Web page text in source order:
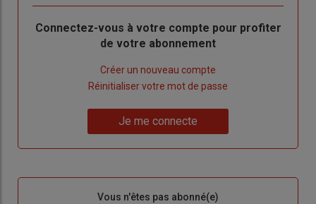
Body
Connectez-vous à votre compte pour profiter
de votre abonnement
Créer un nouveau compte
de
Réinitialiser votre mot de passe
me
Je me connecte
Vous n'êtes pas abonné(e)